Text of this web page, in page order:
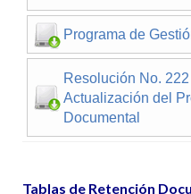
Programa de
Resolución No.
Actualización del
Documental
Tablas de Retención